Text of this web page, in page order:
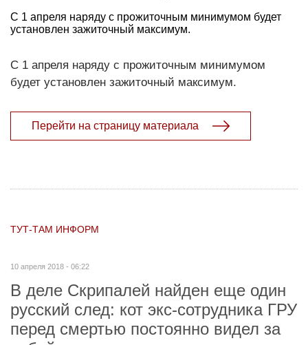
С 1 апреля наряду с прожиточным минимумом будет
установлен зажиточный максимум.
С 1 апреля наряду с прожиточным минимумом
будет установлен зажиточный максимум.
Перейти на страницу материала
ТУТ-ТАМ ИНФОРМ
10 апреля 2018 - 06:22
В деле Скрипалей найден еще один
русский след: кот экс-сотрудника ГРУ
перед смертью постоянно видел за